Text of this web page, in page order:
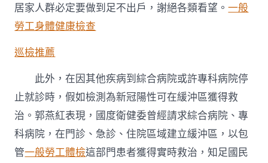
居家人群必定要做到足不出戶，謝絕各類看望。一般
勞工身體健康檢查
巡檢推薦
此外，在因其他疾病到綜合病院或許專科病院停
止就診時，假如檢測為新冠陽性可在緩沖區獲得救
治。郭燕紅表現，國度衛健委曾經請求綜合病院、專
科病院，在門診、急診、住院區域建立緩沖區，以包
管一般勞工體檢這部門患者獲得實時救治，知足國民